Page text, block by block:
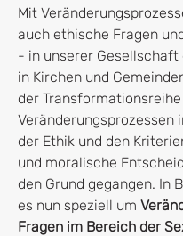
Mit
auch ethische Fragen
- in unserer Gesellschaft
in Kirchen und
der
Veränderungsprozessen
der Ethik und den
und moralische
den Grund gegangen. In
es nun speziell um
Fragen im Bereich der